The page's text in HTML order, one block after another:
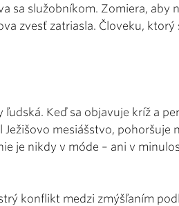
sa služobníkom. Zomiera, aby
zvesť zatriasla. Človeku,
Keď sa objavuje kríž a
mesiášstvo, pohoršuje
je nikdy v móde – ani v
konflikt medzi zmýšľaním